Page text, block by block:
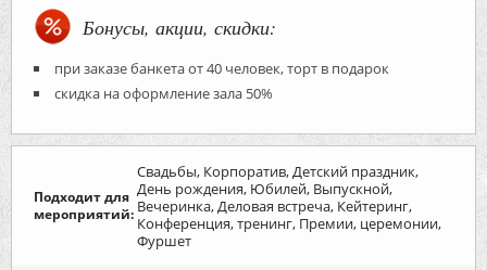
Бонусы, акции, скидки:
при заказе банкета от 40 человек, торт в подарок
скидка на оформление зала 50%
Подходит для
мероприятий:
Свадьбы, Корпоратив, Детский праздник,
День рождения, Юбилей, Выпускной,
Вечеринка, Деловая встреча, Кейтеринг,
Конференция, тренинг, Премии, церемонии,
Фуршет